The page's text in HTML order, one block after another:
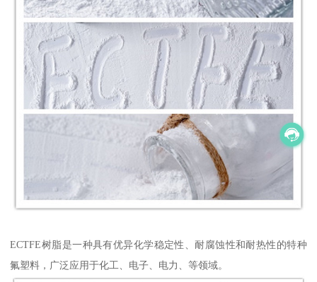
ECTFE树脂是一种具有优异化学稳定性、耐腐蚀性和耐热性的特种
氟塑料，广泛应用于化工、电子、电力、等领域。